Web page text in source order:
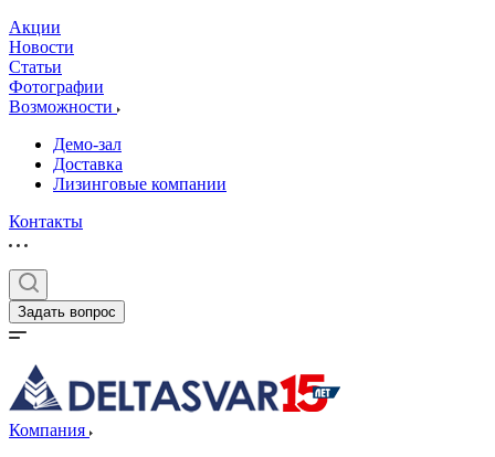
Акции
Новости
Статьи
Фотографии
Возможности
Демо-зал
Доставка
Лизинговые компании
Контакты
Задать вопрос
Компания